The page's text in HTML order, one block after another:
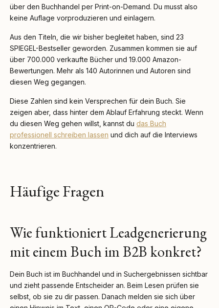
über den Buchhandel per Print-on-Demand. Du musst also
keine Auflage vorproduzieren und einlagern.
Aus den Titeln, die wir bisher begleitet haben, sind 23
SPIEGEL-Bestseller geworden. Zusammen kommen sie auf
über 700.000 verkaufte Bücher und 19.000 Amazon-
Bewertungen. Mehr als 140 Autorinnen und Autoren sind
diesen Weg gegangen.
Diese Zahlen sind kein Versprechen für dein Buch. Sie
zeigen aber, dass hinter dem Ablauf Erfahrung steckt. Wenn
du diesen Weg gehen willst, kannst du das Buch
professionell schreiben lassen und dich auf die Interviews
konzentrieren.
Häufige Fragen
Wie funktioniert Leadgenerierung
mit einem Buch im B2B konkret?
Dein Buch ist im Buchhandel und in Suchergebnissen sichtbar
und zieht passende Entscheider an. Beim Lesen prüfen sie
selbst, ob sie zu dir passen. Danach melden sie sich über